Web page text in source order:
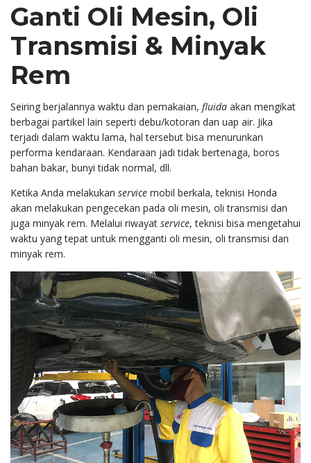
Ganti Oli Mesin, Oli
Transmisi & Minyak
Rem
Seiring berjalannya waktu dan pemakaian, fluida akan mengikat
berbagai partikel lain seperti debu/kotoran dan uap air. Jika
terjadi dalam waktu lama, hal tersebut bisa menurunkan
performa kendaraan. Kendaraan jadi tidak bertenaga, boros
bahan bakar, bunyi tidak normal, dll.
Ketika Anda melakukan service mobil berkala, teknisi Honda
akan melakukan pengecekan pada oli mesin, oli transmisi dan
juga minyak rem. Melalui riwayat service, teknisi bisa mengetahui
waktu yang tepat untuk mengganti oli mesin, oli transmisi dan
minyak rem.